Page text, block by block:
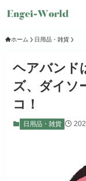
ホーム 日用品・雑貨
ヘアバンド
ズ、ダイソ
コ！
日用品・雑貨